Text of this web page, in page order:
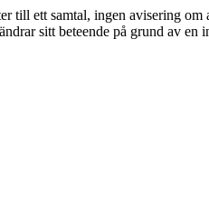
till ett samtal, ingen avisering
sitt beteende på grund av en